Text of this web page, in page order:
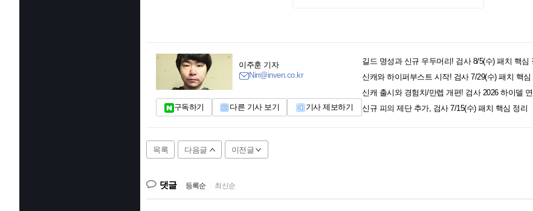
이주훈 기자
Nirr@inven.co.kr
구독하기 다른 기사 보기 기사 제보하기
길드 명성과 신규 우두머리! 검사 8/5(수) 패치 핵심
신캐와 하이퍼부스트 시작! 검사 7/29(수) 패치 핵심
신캐 출시와 경험치/만렙 개편! 검사 2026 하이델
신규 피의 제단 추가, 검사 7/15(수) 패치 핵심 정리
목록 다음글 이전글
댓글 등록순 최신순